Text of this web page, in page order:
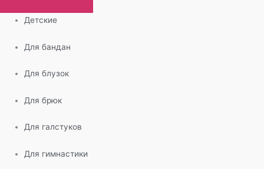
Детские
Для бандан
Для блузок
Для брюк
Для галстуков
Для гимнастики